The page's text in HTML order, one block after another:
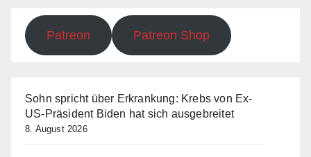
Patreon Patreon Shop
Sohn spricht über Erkrankung: Krebs von Ex-
US-Präsident Biden hat sich ausgebreitet
8. August 2026